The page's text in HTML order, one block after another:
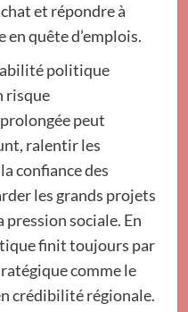
et répondre à
en quête d’emplois.
politique
risque
peut
ralentir les
confiance des
les grands projets
sociale. En
finit toujours par
comme le
crédibilité régionale.